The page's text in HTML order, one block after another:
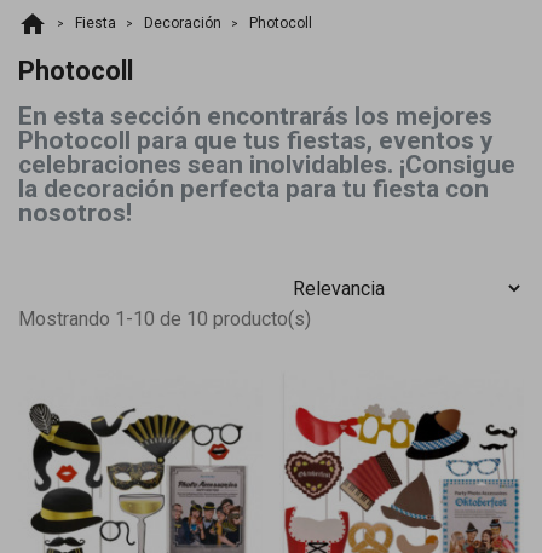
home Fiesta Decoración Photocoll
Photocoll
En esta sección encontrarás los mejores
Photocoll para que tus fiestas, eventos y
celebraciones sean inolvidables. ¡Consigue
la decoración perfecta para tu fiesta con
nosotros!
Mostrando 1-10 de 10 producto(s)